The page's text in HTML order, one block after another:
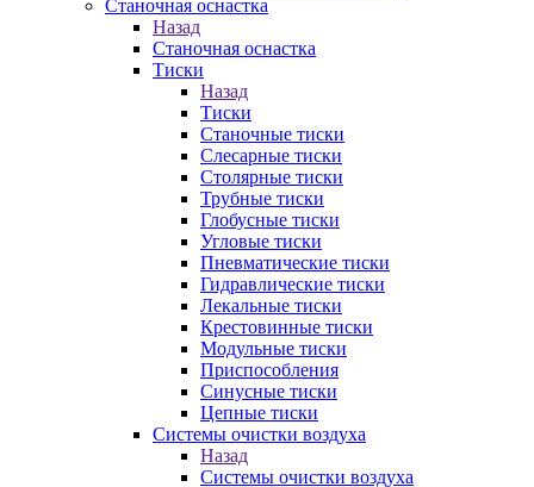
Станочная оснастка
Назад
Станочная оснастка
Тиски
Назад
Тиски
Станочные тиски
Слесарные тиски
Столярные тиски
Трубные тиски
Глобусные тиски
Угловые тиски
Пневматические тиски
Гидравлические тиски
Лекальные тиски
Крестовинные тиски
Модульные тиски
Приспособления
Синусные тиски
Цепные тиски
Системы очистки воздуха
Назад
Системы очистки воздуха